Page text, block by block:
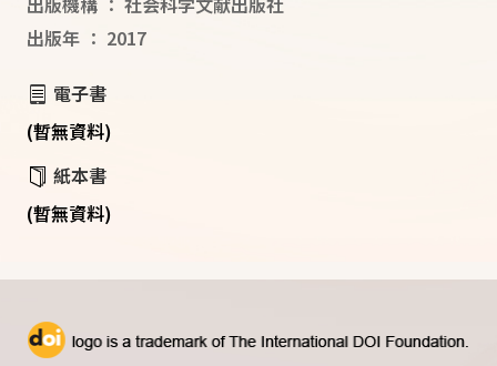
出版年 ： 2017
電子書
(暫無資料)
紙本書
(暫無資料)